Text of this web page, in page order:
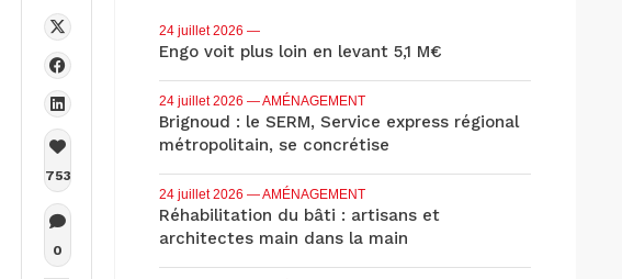
753
0
24 juillet 2026 —
Engo voit plus loin en levant 5,1 M€
24 juillet 2026 — AMÉNAGEMENT
Brignoud : le SERM, Service express régional
métropolitain, se concrétise
24 juillet 2026 — AMÉNAGEMENT
Réhabilitation du bâti : artisans et
architectes main dans la main